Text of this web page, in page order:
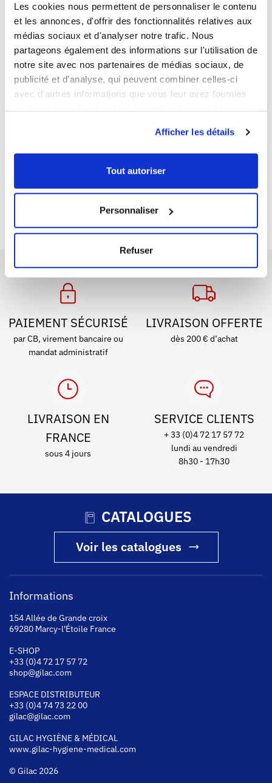
Les cookies nous permettent de personnaliser le contenu
et les annonces, d'offrir des fonctionnalités relatives aux
médias sociaux et d'analyser notre trafic. Nous
partageons également des informations sur l'utilisation de
notre site avec nos partenaires de médias sociaux, de
publicité et d'analyse, qui peuvent combiner celles-ci
avec d'autres informations que vous leur avez fournies
Afficher les détails
Tout autoriser
Personnaliser
Refuser
Ouvrir
1
Ajouter au panier
Fermer
Palette hygiène 80 x 120 Ouvrir
Palette de rétention
70 L
Couleur
PAIEMENT SÉCURISÉ
par CB, virement bancaire ou
mandat administratif
LIVRAISON OFFERTE
dès 200 € d’achat
LIVRAISON EN
FRANCE
sous 4 jours
SERVICE CLIENTS
+ 33 (0)4 72 17 57 72
lundi au vendredi
8h30 - 17h30
CATALOGUES
Voir les catalogues
Informations
154 Allée de Grande croix
69280 Marcy-l'Étoile France
E-SHOP
+33 (0)4 72 17 57 72
shop@gilac.com
ESPACE DISTRIBUTEUR
+33 (0)4 74 73 22 00
gilac@gilac.com
GILAC HYGIÈNE & MÉDICAL
www.gilac-hygiene-medical.com
© Gilac 2026